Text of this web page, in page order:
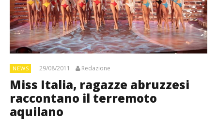
NEWS 29/08/2011 Redazione
Miss Italia, ragazze abruzzesi
raccontano il terremoto
aquilano